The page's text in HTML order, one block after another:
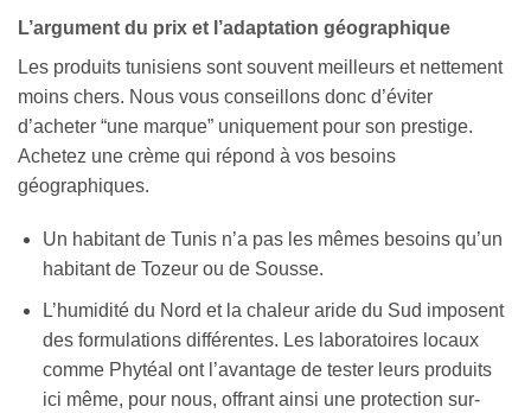
L’argument du prix et l’adaptation géographique
Les produits tunisiens sont souvent meilleurs et nettement
moins chers. Nous vous conseillons donc d’éviter
d’acheter “une marque” uniquement pour son prestige.
Achetez une crème qui répond à vos besoins
géographiques.
Un habitant de Tunis n’a pas les mêmes besoins qu’un
habitant de Tozeur ou de Sousse.
L’humidité du Nord et la chaleur aride du Sud imposent
des formulations différentes. Les laboratoires locaux
comme Phytéal ont l’avantage de tester leurs produits
ici même, pour nous, offrant ainsi une protection sur-